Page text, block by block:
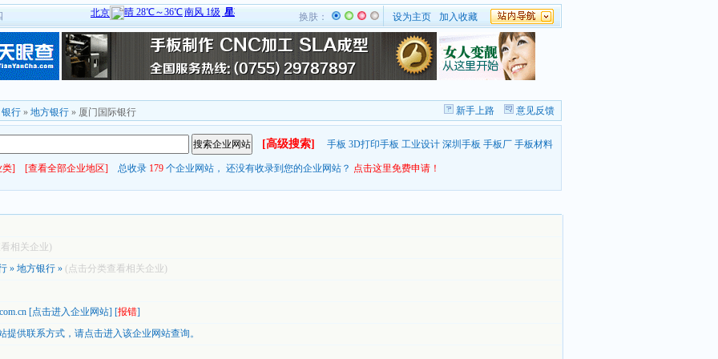
换肤： 设为主页 加入收藏
银行 » 地方银行 » 厦门国际银行 新手上路 意见反馈
[高级搜索] 手板 3D打印手板 工业设计 深圳手板 手板厂 手板材料
类] [查看全部企业地区] 总收录 179 个企业网站， 还没有收录到您的企业网站？ 点击这里免费申请！
相关企业)
» 地方银行 » (点击分类查看相关企业)
[点击进入企业网站] [报错]
提供联系方式， 请点击进入该企业网站查询。